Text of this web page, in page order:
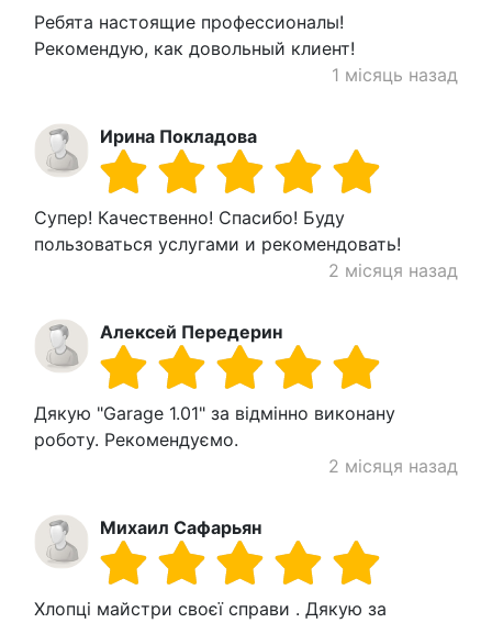
Ребята настоящие профессионалы!
Рекомендую, как довольный клиент!
1 місяць назад
Ирина Покладова
Супер! Качественно! Спасибо! Буду
пользоваться услугами и рекомендовать!
2 місяця назад
Алексей Передерин
Дякую "Garage 1.01" за відмінно виконану
роботу. Рекомендуємо.
2 місяця назад
Михаил Сафарьян
Хлопці майстри своєї справи . Дякую за